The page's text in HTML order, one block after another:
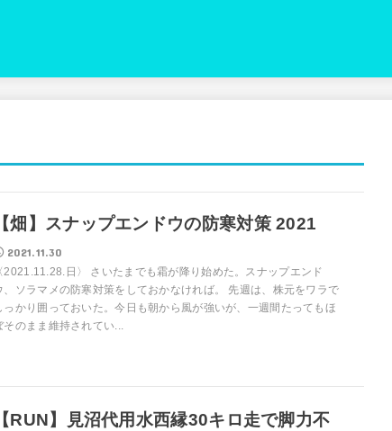
畑】スナップエンドウの防寒対策 2021
2021.11.30
2021.11.28.日〉 さいたまでも霜が降り始めた。スナップエンド
、ソラマメの防寒対策をしておかなければ。 先週は、株元をワラで
っかり囲っておいた。今日も朝から風が強いが、一週間たってもほ
そのまま維持されてい...
RUN】見沼代用水西縁30キロ走で脚力不